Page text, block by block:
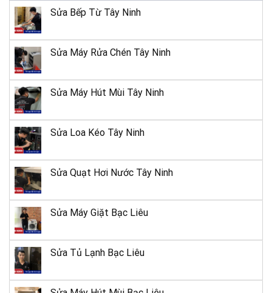
Sửa Bếp Từ Tây Ninh
Sửa Máy Rửa Chén Tây Ninh
Sửa Máy Hút Mùi Tây Ninh
Sửa Loa Kéo Tây Ninh
Sửa Quạt Hơi Nước Tây Ninh
Sửa Máy Giặt Bạc Liêu
Sửa Tủ Lạnh Bạc Liêu